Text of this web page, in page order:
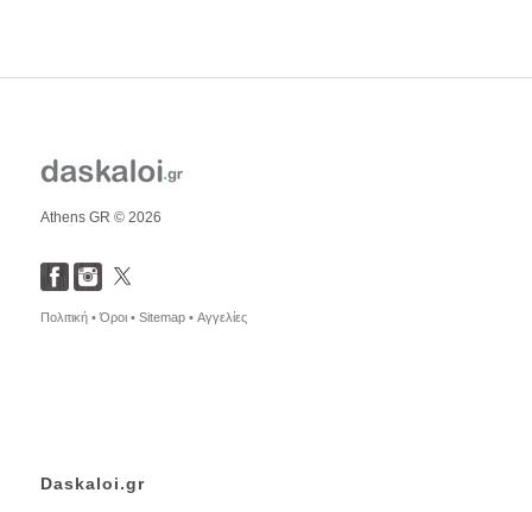
Athens GR © 2026
Πολιτική •Όροι • Sitemap • Αγγελίες
Daskaloi.gr